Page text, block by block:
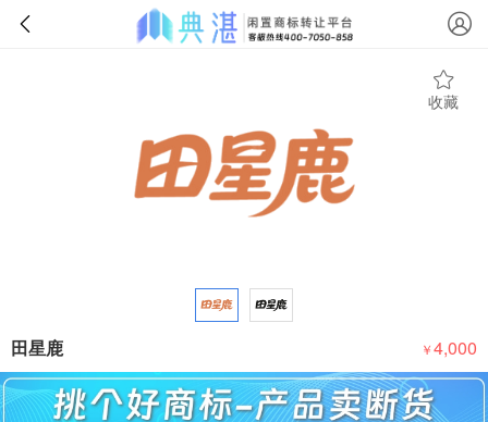
收藏
田星鹿 ￥4,000